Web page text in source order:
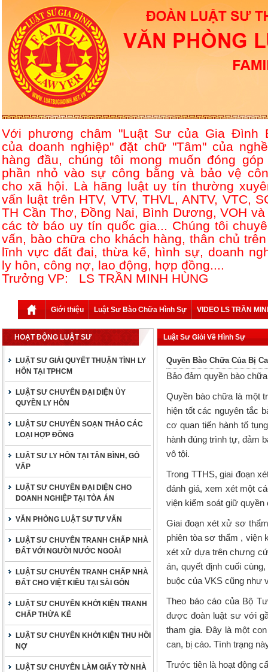
Với phương châm "Luật Sư của Gia Đình
của doanh nghiệp" đặt chữ "Tâm" của
hàng đầu, chúng tôi mong muốn đóng góp
phần nhỏ vào sự công bằng và bảo vệ
cho xã hội. Là hãng luật uy tín thường
vấn luật trên HTV, VTV, THVL, ANTV, VTC,
TH Cần Thơ, Đồng Nai, Bình Dương, VOH và
các tờ báo uy tín quốc gia... Chúng tôi
vấn, bào chữa cho khách hàng, thân chủ
lĩnh vực đất đai, thừa kế, hình sự, doanh
ly hôn, công nợ, lao động, hợp đồng....
Trưởng VP: LS TRẦN MINH HÙNG
Giới thiệu Luật Sư Bào Chữa Hình Sự VIDEO LS TRẦN
HOẠT ĐỘNG LUẬT SƯ
LUẬT SƯ GIẢI QUYẾT THUẬN TÌNH LY
HÔN TẠI TPHCM
LUẬT SƯ CHUYÊN ĐẠI DIỆN ỦY
QUYỀN LY HÔN
LUẬT SƯ CHUYÊN SOẠN THẢO CÁC
LOẠI HỢP ĐỒNG
LUẬT SƯ LY HÔN TẠI TÂN BÌNH, GÒ
VẤP
LUẬT SƯ CHUYÊN ĐẠI DIỆN CHO
DOANH NGHIỆP TẠI TÒA ÁN
VĂN PHÒNG LUẬT SƯ TƯ VẤN
LUẬT SƯ CHUYÊN TRANH CHẤP NHÀ
ĐẤT VỚI NGƯỜI NƯỚC NGOÀI
LUẬT SƯ CHUYÊN TRANH CHẤP NHÀ
ĐẤT CHO VIỆT KIỀU TẠI SÀI GÒN
LUẬT SƯ CHUYÊN KHỞI KIỆN TRANH
CHẤP THỪA KẾ
LUẬT SƯ CHUYÊN KHỞI KIỆN THU HỒI
NỢ
LUẬT SƯ CHUYÊN LÀM GIẤY TỜ NHÀ
Luật Sư Giỏi Về Hình Sự
Quyền Bào Chữa Của Bị
Bảo đảm quyền bào
Quyền bào chữa là một
hiện tốt các nguyên tắc
cơ quan tiến hành tố
hành đúng trình tự, đảm
vô tội.
Trong TTHS, giai đoạn
đánh giá, xem xét một
viện kiểm soát giữ quyền
Giai đoạn xét xử sơ
phiên tòa sơ thẩm , viện
xét xử dựa trên chưng
án, quyết định cuối
buộc của VKS cũng như
Theo báo cáo của Bộ
được đoàn luật sư với
tham gia. Đây là một
can, bị cáo. Tình trạng
Trước tiên là hoạt động